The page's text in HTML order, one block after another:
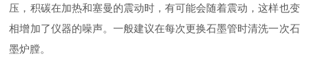
压，积碳在加热和塞曼的震动时，有可能会随着震动，这样也变
相增加了仪器的噪声。一般建议在每次更换石墨管时清洗一次石
墨炉膛。